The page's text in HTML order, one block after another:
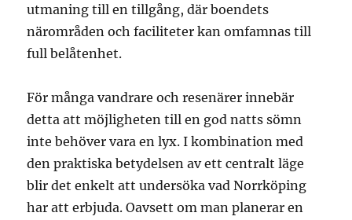
utmaning till en tillgång, där boendets
närområden och faciliteter kan omfamnas till
full belåtenhet.
För många vandrare och resenärer innebär
detta att möjligheten till en god natts sömn
inte behöver vara en lyx. I kombination med
den praktiska betydelsen av ett centralt läge
blir det enkelt att undersöka vad Norrköping
har att erbjuda. Oavsett om man planerar en